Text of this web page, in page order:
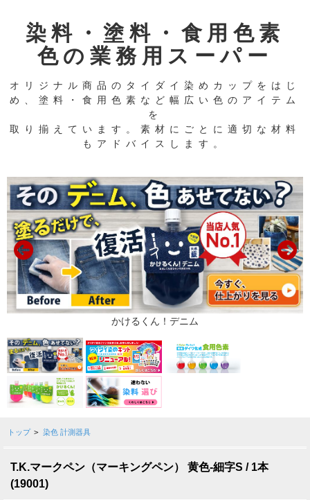
トップ > 染色 計測器具
T.K.マークペン（マーキングペン） 黄色-細字S / 1本
(19001)